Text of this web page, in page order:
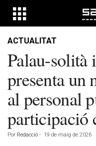
ACTUALITAT
Palau-solità
presenta un
al personal
participació
Por Redacció - 19 de maig de 2026